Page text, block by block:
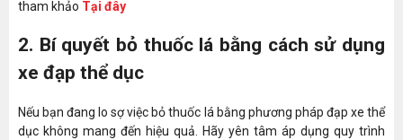
tham khảo Tại đây
2. Bí quyết bỏ thuốc lá bằng cách sử dụng
xe đạp thể dục
Nếu bạn đang lo sợ việc bỏ thuốc lá bằng phương pháp đạp xe thể
dục không mang đến hiệu quả. Hãy yên tâm áp dụng quy trình